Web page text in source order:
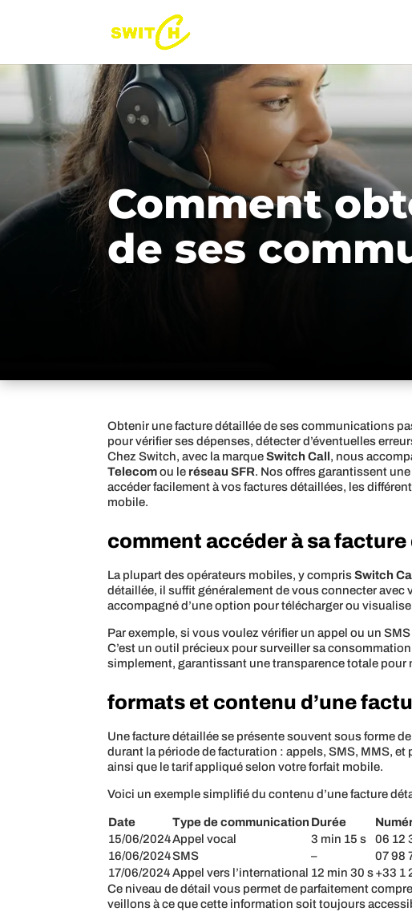
Comment
de ses
Obtenir une facture détaillée de ses communications
pour vérifier ses dépenses, détecter d’éventuelles
Chez Switch, avec la marqueSwitch Call, nous
Telecomou le réseau SFR. Nos offres garantissent
accéder facilement à vos factures détaillées, les
mobile.
comment accéder à sa
La plupart des opérateurs mobiles, y comprisSwitch
détaillée, il suffit généralement de vous connecter
accompagné d’une option pour télécharger ou
Par exemple, si vous voulez vérifier un appel ou un
C’est un outil précieux pour surveiller sa
simplement, garantissant une transparence totale pour
formats et contenu d’une
Une facture détaillée se présente souvent sous forme
durant la période de facturation : appels, SMS, MMS,
ainsi que le tarif appliqué selon votre forfait mobile.
Voici un exemple simplifié du contenu d’une facture
Date Type de communication Durée
15/06/2024Appel vocal 3 min 15 s 06 12
16/06/2024SMS – 07 98
17/06/2024 Appel vers l’international 12 min 30 s+33 1
Ce niveau de détail vous permet de parfaitement
veillons à ce que cette information soit toujours